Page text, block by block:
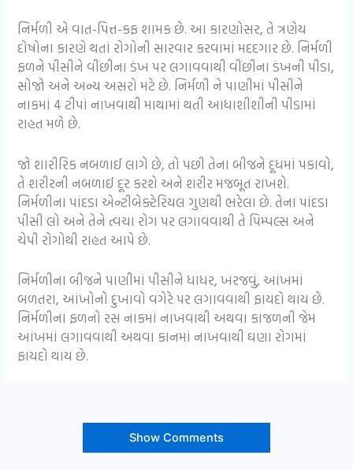
નિર્મળી એ વાત-પિત્ત-કફ શામક છે. આ કારણોસર, તે ત્રણેય
દોષોના કારણે થતાં રોગોની સારવાર કરવામાં મદદગાર છે. નિર્મળી
ફળને પીસીને વીંછીના ડંખ પર લગાવવાથી વીંછીના ડંખની પીડા,
સોજો અને અન્ય અસરો મટે છે. નિર્મળી ને પાણીમાં પીસીને
નાકમાં 4 ટીપાં નાખવાથી માથામાં થતી આધાશીશીની પીડામાં
રાહત મળે છે.
જો શારીરિક નબળાઈ લાગે છે, તો પછી તેના બીજને દૂધમાં પકાવો,
તે શરીરની નબળાઈ દૂર કરશે અને શરીર મજબૂત રાખશે.
નિર્મળીના પાંદડા એન્ટીબેક્ટેરિયલ ગુણથી ભરેલા છે. તેના પાંદડા
પીસી લો અને તેને ત્વચા રોગ પર લગાવવાથી તે પિમ્પલ્સ અને
ચેપી રોગોથી રાહત આપે છે.
નિર્મળીના બીજને પાણીમાં પીસીને ધાધર, ખરજવું, આંખમાં
બળતરા, આંખોનો દુખાવો વગેરે પર લગાવવાથી ફાયદો થાય છે.
નિર્મળીના ફળનો રસ નાકમાં નાખવાથી અથવા કાજળની જેમ
આંખમાં લગાવવાથી અથવા કાનમાં નાખવાથી ઘણા રોગમાં
ફાયદો થાય છે.
Show Comments